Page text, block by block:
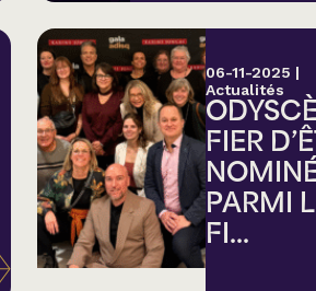
06-11-2025 |
Actualités
FIER
PARMI
FI...